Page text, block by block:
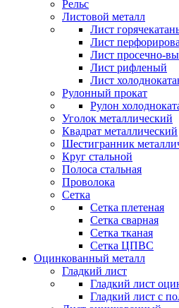
Рельс
Листовой металл
Лист
Лист
Лист просечно-
Лист рифленый
Лист
Рулонный прокат
Рулон
Уголок металлический
Квадрат металлический
Шестигранник
Круг стальной
Полоса стальная
Проволока
Сетка
Сетка плетеная
Сетка сварная
Сетка тканая
Сетка ЦПВС
Оцинкованный металл
Гладкий лист
Гладкий лист
Гладкий лист с